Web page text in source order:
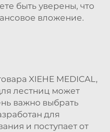
быть уверены, что
вложение.
XIEHE MEDICAL,
лестниц может
важно выбрать
для
и поступает от